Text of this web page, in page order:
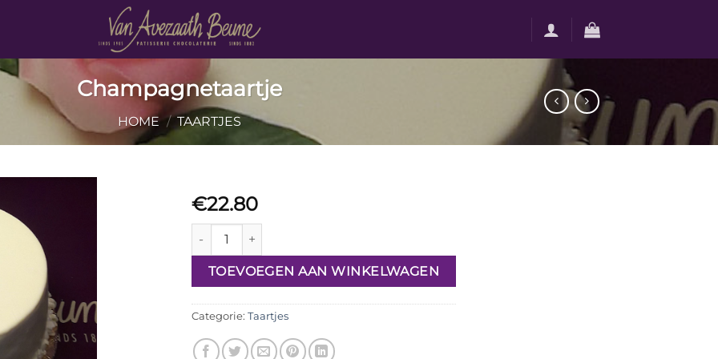
Champagnetaartje
HOME / TAARTJES
€22.80
Champagnetaartje aantal
TOEVOEGEN AAN WINKELWAGEN
Categorie: Taartjes